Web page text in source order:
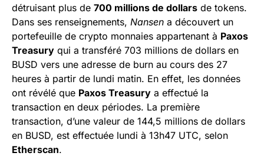
détruisant plus de 700 millions de dollars de tokens.
Dans ses renseignements, Nansen a découvert un
portefeuille de crypto monnaies appartenant à Paxos
Treasury qui a transféré 703 millions de dollars en
BUSD vers une adresse de burn au cours des 27
heures à partir de lundi matin. En effet, les données
ont révélé que Paxos Treasury a effectué la
transaction en deux périodes. La première
transaction, d’une valeur de 144,5 millions de dollars
en BUSD, est effectuée lundi à 13h47 UTC, selon
Etherscan.